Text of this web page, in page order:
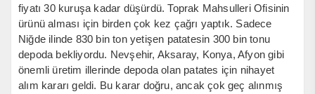
fiyatı 30 kuruşa kadar düşürdü. Toprak Mahsulleri Ofisinin
ürünü alması için birden çok kez çağrı yaptık. Sadece
Niğde ilinde 830 bin ton yetişen patatesin 300 bin tonu
depoda bekliyordu. Nevşehir, Aksaray, Konya, Afyon gibi
önemli üretim illerinde depoda olan patates için nihayet
alım kararı geldi. Bu karar doğru, ancak çok geç alınmış